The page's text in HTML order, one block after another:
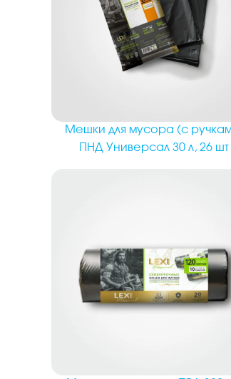
Мешки для мусора (с
ПНД Универсал 30 л, 26 шт